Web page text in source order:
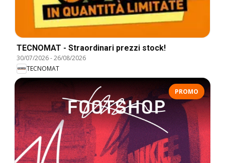
TECNOMAT - Straordinari prezzi stock!
30/07/2026-26/08/2026
TECNOMAT
PROMO